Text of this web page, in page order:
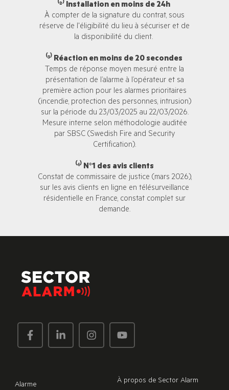
⁽²⁾ Installation en moins de 24h
À compter de la signature du contrat, sous
réserve de l'éligibilité du lieu à sécuriser et de
la disponibilité du client.
⁽³⁾ Réaction en moins de 20 secondes
Temps de réponse moyen mesuré entre la
présentation de l’alarme à l’opérateur et sa
première action pour les alarmes prioritaires
(incendie, protection des personnes, intrusion)
sur la période du 23/03/2025 au 22/03/2026.
Mesure interne selon méthodologie auditée
par SBSC (Swedish Fire and Security
Certification).
⁽⁴⁾ N°1 des avis clients
Constat de commissaire de justice (mars 2026),
sur les avis clients en ligne en télésurveillance
résidentielle en France, constat complet sur
demande.
Alarme
À propos de Sector Alarm